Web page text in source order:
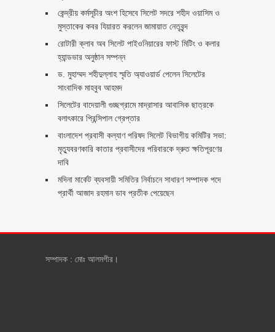
কেন্দ্রীয় কর্মসূচীর অংশ হিসেবে সিলেট সদরে শহীদ ওয়াসিম ও
মুস্তাকের কবর যিয়ারত করলেন জামায়াত নেতৃবৃন্দ ‎
রোটারী ক্লাব অব সিলেট পাইওনিয়ারের ফাস্ট মিটিং ও কলার
হ্যান্ডভার অনুষ্ঠান সম্পন্ন
ড. মুহাম্মদ শহীদুল্লাহ স্মৃতি অ্যাওয়ার্ড পেলেন সিলেটের
সাংবাদিক মাহবুব আহমদ
সিলেটের বাদেয়ালী গুচ্ছগ্রামে মাদ্রাসার আবাসিক ছাত্রকে
বলাৎকারে প্রিন্সিপাল গ্রেপ্তার ‎
বাংলাদেশ প্রবাসী কল্যাণ পরিষদ সিলেট বিভাগীয় কমিটির সভা:
মৃত্যুবরণকারি কাতার প্রবাসীদের পরিবারকে দ্রুত ক্ষতিপূরণের
দাবি
মদিনা মার্কেট ব্যবসায়ী সমিতির নির্বাচনে সাধারণ সম্পাদক পদে
প্রার্থী আজাদ রহমান ডাব প্রতীক পেয়েছেন ‎
সম্পাদক : মোঃ আলমগীর।